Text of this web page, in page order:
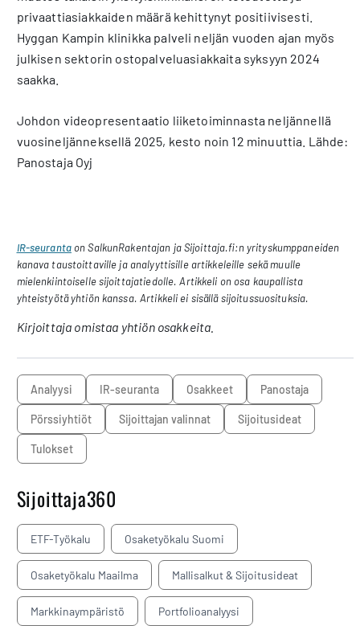
privaattiasiakkaiden määrä kehittynyt positiivisesti.
Hyggan Kampin klinikka palveli neljän vuoden ajan myös
julkisen sektorin ostopalveluasiakkaita syksyyn 2024
saakka.
Johdon videopresentaatio liiketoiminnasta neljännellä
vuosineljänneksellä 2025, kesto noin 12 minuuttia. Lähde:
Panostaja Oyj
IR-seurantaon SalkunRakentajan ja Sijoittaja.fi:n yrityskumppaneiden
kanava taustoittaville ja analyyttisille artikkeleille sekä muulle
mielenkiintoiselle sijoittajatiedolle. Artikkeli on osa kaupallista
yhteistyötä yhtiön kanssa. Artikkeli ei sisällä sijoitussuosituksia.
Kirjoittaja omistaa yhtiön osakkeita.
analyysi IR-seuranta osakkeet Panostaja
pörssiyhtiöt sijoittajan valinnat sijoitusideat
tulokset
Sijoittaja360
ETF-Työkalu Osaketyökalu Suomi
Osaketyökalu Maailma Mallisalkut & Sijoitusideat
Markkinaympäristö Portfolioanalyysi